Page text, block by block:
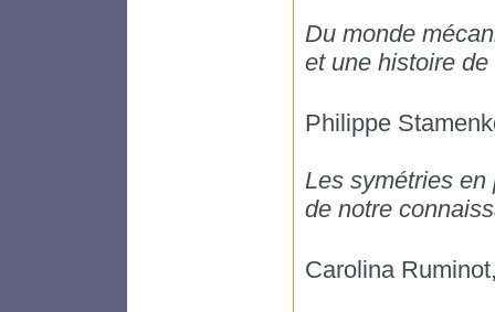
Du monde
et une histoire
Philippe
Les symétries en
de notre
Carolina